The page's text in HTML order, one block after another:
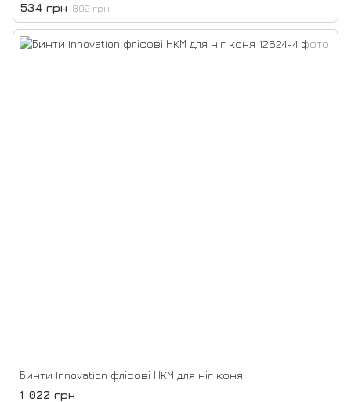
534 грн 802 грн
Бинти Innovation флісові НКМ для ніг коня
1 022 грн